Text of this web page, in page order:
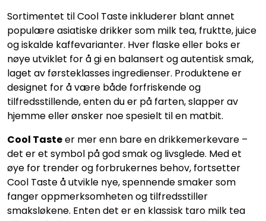
Sortimentet til Cool Taste inkluderer blant annet
populære asiatiske drikker som milk tea, fruktte, juice
og iskalde kaffevarianter. Hver flaske eller boks er
nøye utviklet for å gi en balansert og autentisk smak,
laget av førsteklasses ingredienser. Produktene er
designet for å være både forfriskende og
tilfredsstillende, enten du er på farten, slapper av
hjemme eller ønsker noe spesielt til en matbit.
Cool Tasteer mer enn bare en drikkemerkevare –
det er et symbol på god smak og livsglede. Med et
øye for trender og forbrukernes behov, fortsetter
Cool Taste å utvikle nye, spennende smaker som
fanger oppmerksomheten og tilfredsstiller
smaksløkene. Enten det er en klassisk taro milk tea